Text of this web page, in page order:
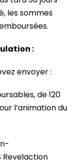
les sommes
:
envoyer :
de 120
l’animation du
Revelaction